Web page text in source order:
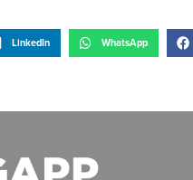
LinkedIn WhatsApp